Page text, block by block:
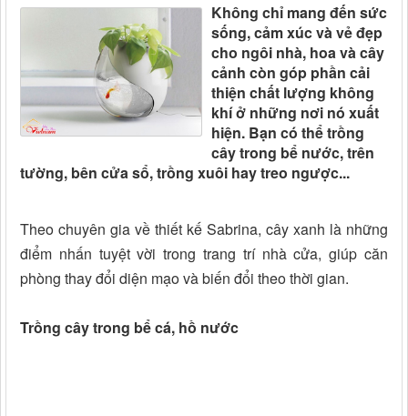
Không chỉ mang đến sức
sống, cảm xúc và vẻ đẹp
cho ngôi nhà, hoa và cây
cảnh còn góp phần cải
thiện chất lượng không
khí ở những nơi nó xuất
hiện. Bạn có thể trồng
cây trong bể nước, trên
tường, bên cửa sổ, trồng xuôi hay treo ngược...
Theo chuyên gia về thiết kế Sabrina, cây xanh là những
điểm nhấn tuyệt vời trong trang trí nhà cửa, giúp căn
phòng thay đổi diện mạo và biến đổi theo thời gian.
Trồng cây trong bể cá, hồ nước